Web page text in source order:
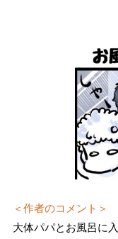
＜作者のコメント＞
大体パパとお風呂に